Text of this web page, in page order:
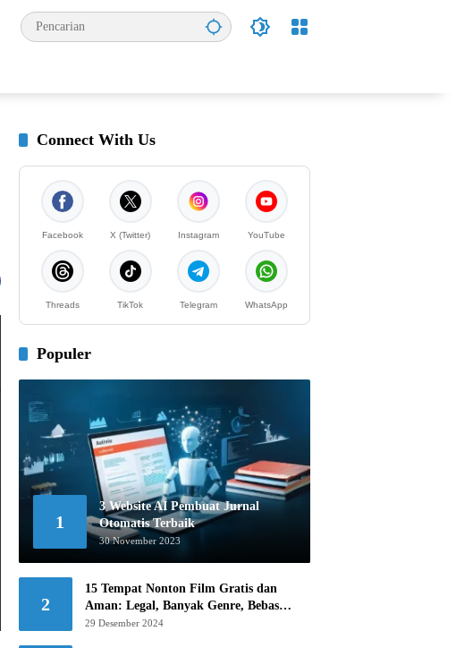
Connect With Us
Facebook X (Twitter) Instagram YouTube
Threads TikTok Telegram WhatsApp
Populer
1
3 Website AI Pembuat Jurnal
Otomatis Terbaik
30 November 2023
2
15 Tempat Nonton Film Gratis dan
Aman: Legal, Banyak Genre, Bebas
Khawatir!
29 Desember 2024